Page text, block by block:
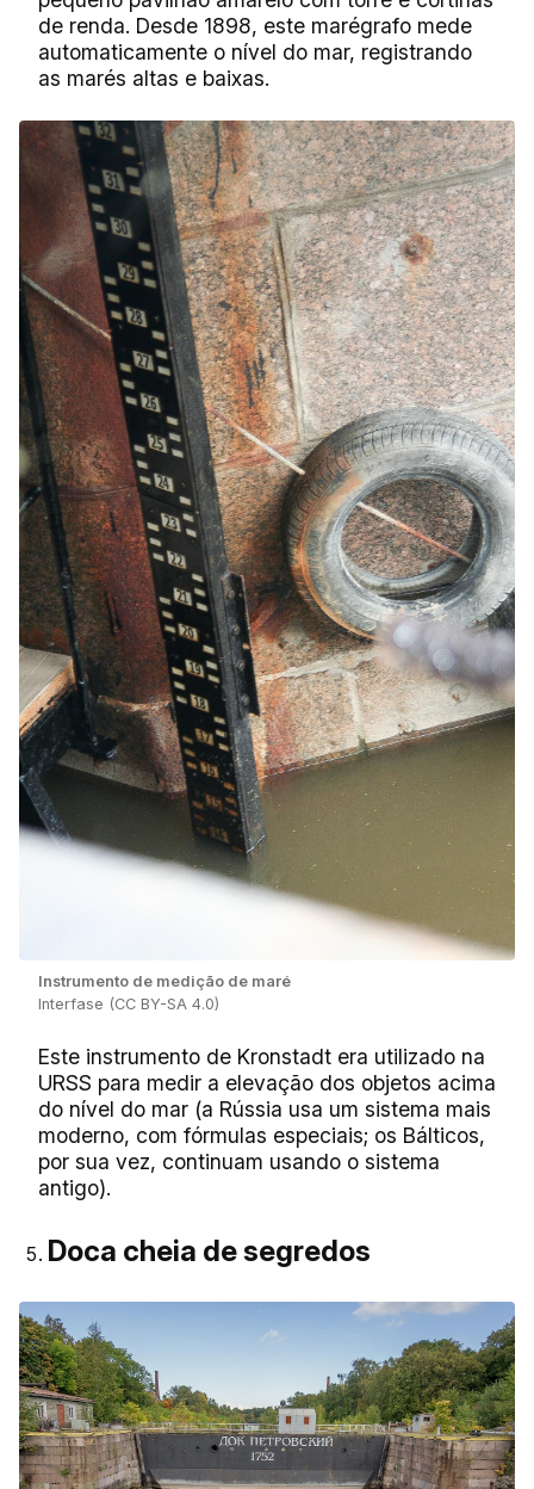
de renda. Desde 1898, este marégrafo mede
automaticamente o nível do mar, registrando
as marés altas e baixas.
Instrumento de medição de maré
Interfase (CC BY-SA 4.0)
Este instrumento de Kronstadt era utilizado na
URSS para medir a elevação dos objetos acima
do nível do mar (a Rússia usa um sistema mais
moderno, com fórmulas especiais; os Bálticos,
por sua vez, continuam usando o sistema
antigo).
Doca cheia de segredos